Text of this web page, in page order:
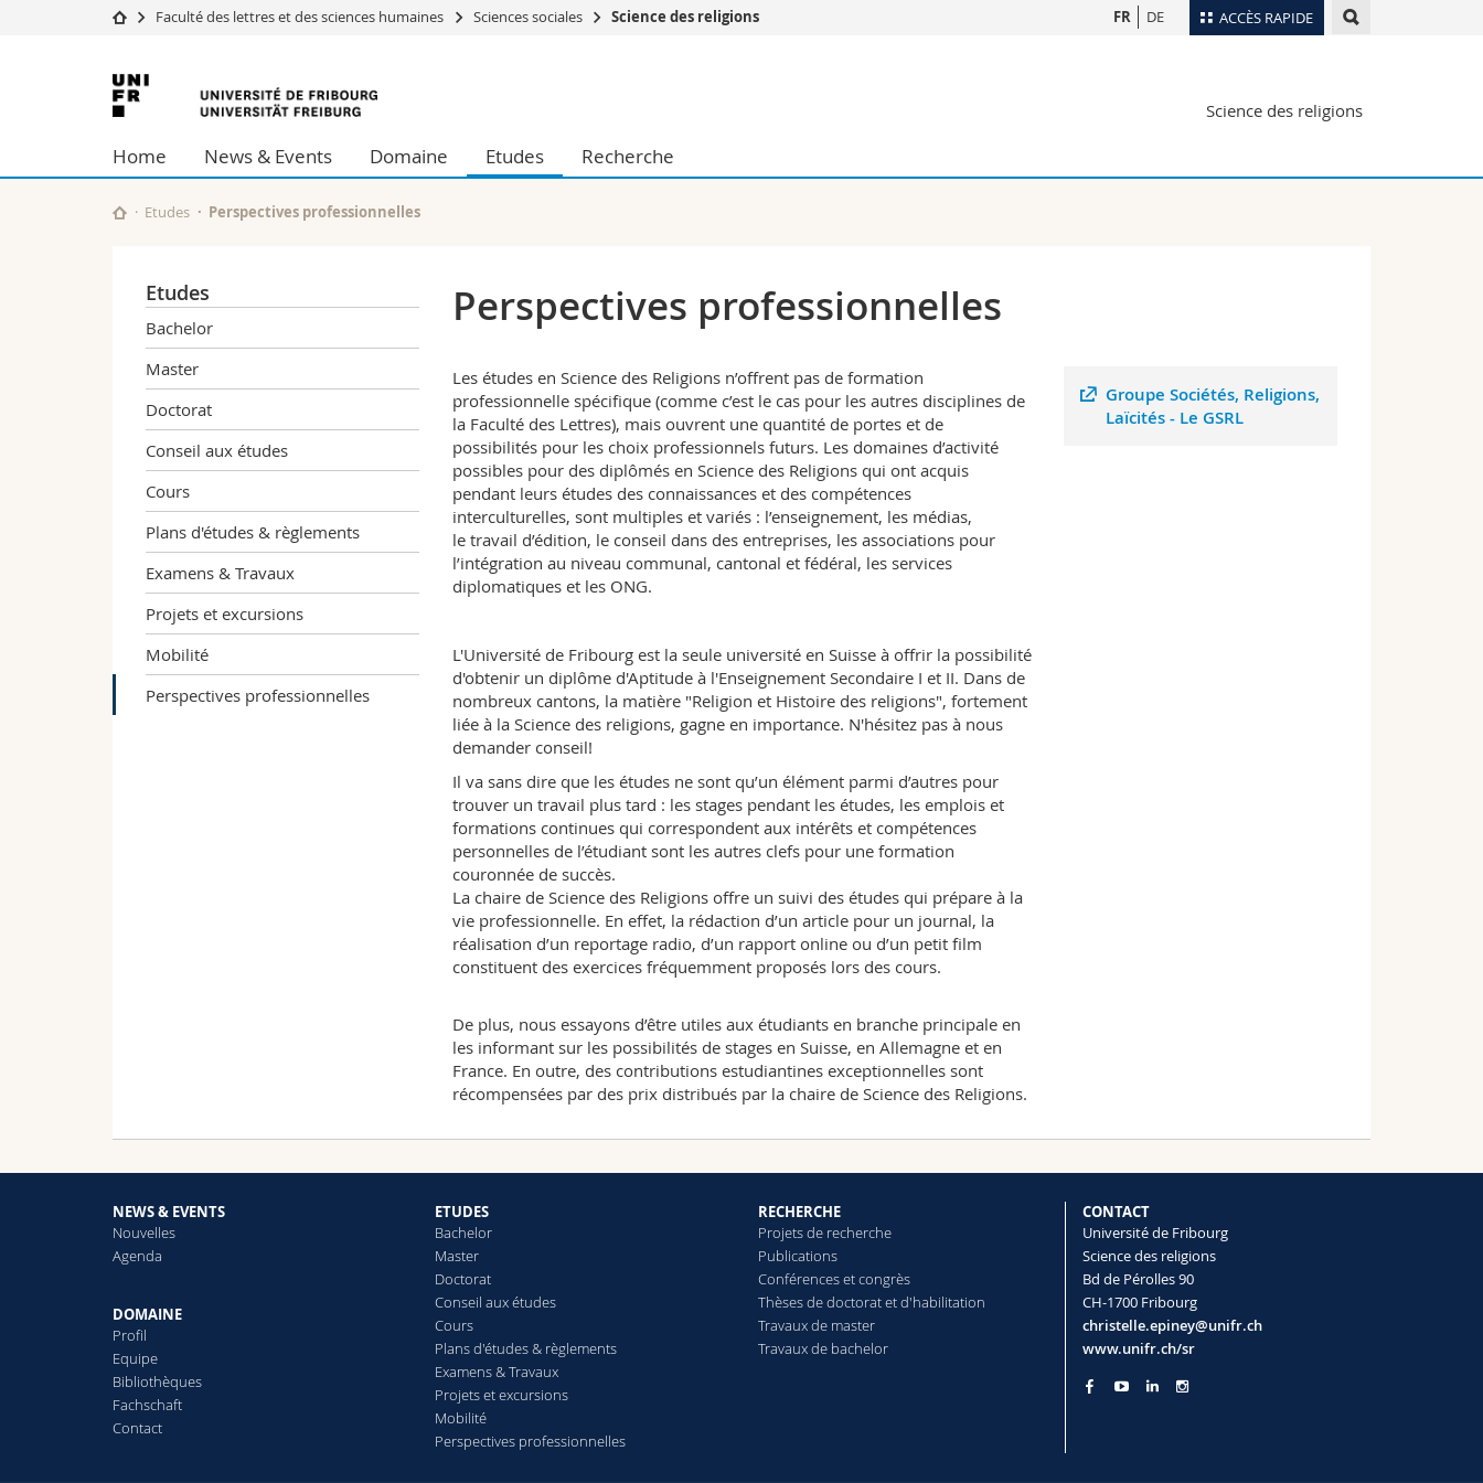
ACCÈS RAPIDE
Université
Recherche
Université
Formation continue
Sciences économiques et sociales et management
Lettres et sciences humaines
Sciences de l'éducation et de la formation
Chercheurs
Plan d'accès
Webmail
FR DE
Faculté des lettres et des sciences humaines Sciences sociales Science des religions
Université
de
Fribourg
Science des religions
Home News & Events Domaine Etudes Recherche
Etudes Perspectives professionnelles
Etudes
Bachelor
Master
Doctorat
Conseil aux études
Cours
Plans d'études & règlements
Examens & Travaux
Projets et excursions
Mobilité
Perspectives professionnelles
Perspectives professionnelles
Les études en Science des Religions n’offrent pas de formation
professionnelle spécifique (comme c’est le cas pour les autres disciplines de
la Faculté des Lettres), mais ouvrent une quantité de portes et de
possibilités pour les choix professionnels futurs. Les domaines d’activité
possibles pour des diplômés en Science des Religions qui ont acquis
pendant leurs études des connaissances et des compétences
interculturelles, sont multiples et variés : l’enseignement, les médias,
le travail d’édition, le conseil dans des entreprises, les associations pour
l’intégration au niveau communal, cantonal et fédéral, les services
diplomatiques et les ONG.
L'Université de Fribourg est la seule université en Suisse à offrir la possibilité
d'obtenir un diplôme d'Aptitude à l'Enseignement Secondaire I et II. Dans de
nombreux cantons, la matière "Religion et Histoire des religions", fortement
liée à la Science des religions, gagne en importance. N'hésitez pas à nous
demander conseil!
Il va sans dire que les études ne sont qu’un élément parmi d’autres pour
trouver un travail plus tard : les stages pendant les études, les emplois et
formations continues qui correspondent aux intérêts et compétences
personnelles de l’étudiant sont les autres clefs pour une formation
couronnée de succès.
La chaire de Science des Religions offre un suivi des études qui prépare à la
vie professionnelle. En effet, la rédaction d’un article pour un journal, la
réalisation d’un reportage radio, d’un rapport online ou d’un petit film
constituent des exercices fréquemment proposés lors des cours.
De plus, nous essayons d’être utiles aux étudiants en branche principale en
les informant sur les possibilités de stages en Suisse, en Allemagne et en
France. En outre, des contributions estudiantines exceptionnelles sont
récompensées par des prix distribués par la chaire de Science des Religions.
Groupe Sociétés, Religions,
Laïcités - Le GSRL
NEWS & EVENTS
Nouvelles
Agenda
DOMAINE
Profil
Equipe
Bibliothèques
Fachschaft
Contact
ETUDES
Bachelor
Master
Doctorat
Conseil aux études
Cours
Plans d'études & règlements
Examens & Travaux
Projets et excursions
Mobilité
Perspectives professionnelles
RECHERCHE
Projets de recherche
Publications
Conférences et congrès
Thèses de doctorat et d'habilitation
Travaux de master
Travaux de bachelor
CONTACT
Université de Fribourg
Science des religions
Bd de Pérolles 90
CH-1700 Fribourg
christelle.epiney@unifr.ch
www.unifr.ch/sr